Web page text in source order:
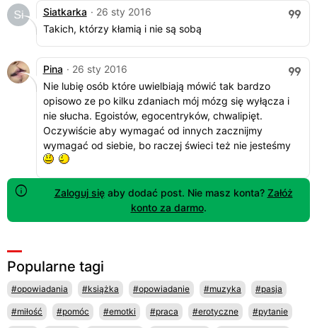
Siatkarka · 26 sty 2016
Takich, którzy kłamią i nie są sobą
Pina · 26 sty 2016
Nie lubię osób które uwielbiają mówić tak bardzo
opisowo ze po kilku zdaniach mój mózg się wyłącza i
nie słucha. Egoistów, egocentryków, chwalipięt.
Oczywiście aby wymagać od innych zacznijmy
wymagać od siebie, bo raczej świeci też nie jesteśmy
Zaloguj sięaby dodać post. Nie masz konta? Załóż
konto za darmo.
Popularne tagi
#opowiadania #książka #opowiadanie #muzyka #pasja
#miłość #pomóc #emotki #praca #erotyczne #pytanie